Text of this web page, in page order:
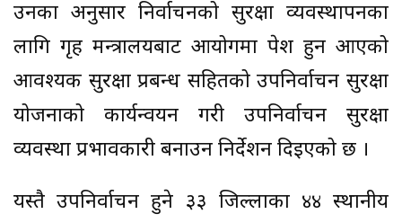
उनका अनुसार निर्वाचनको सुरक्षा व्यवस्थापनका
लागि गृह मन्त्रालयबाट आयोगमा पेश हुन आएको
आवश्यक सुरक्षा प्रबन्ध सहितको उपनिर्वाचन सुरक्षा
योजनाको कार्यन्वयन गरी उपनिर्वाचन सुरक्षा
व्यवस्था प्रभावकारी बनाउन निर्देशन दिइएको छ ।
यस्तै उपनिर्वाचन हुने ३३ जिल्लाका ४४ स्थानीय